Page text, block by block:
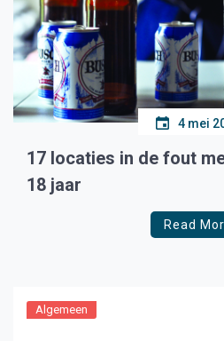
4 mei
17 locaties in de fout
18 jaar
Read
Algemeen